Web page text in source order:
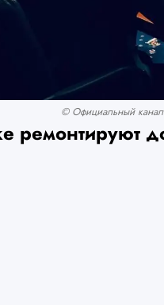
© Официальный канал
ремонтируют